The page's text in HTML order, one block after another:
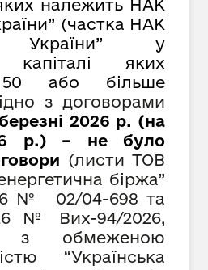
належить НАК
(частка НАК
України” у
капіталі яких
50 або більше
з договорами
2026 р. (на
р.) – не було
(листи ТОВ
біржа”
№ 02/04-698 та
№ Вих-94/2026,
з обмеженою
“Українська